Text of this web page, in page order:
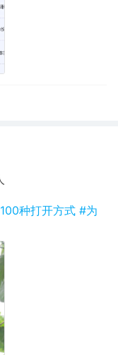
种打开方式 #为